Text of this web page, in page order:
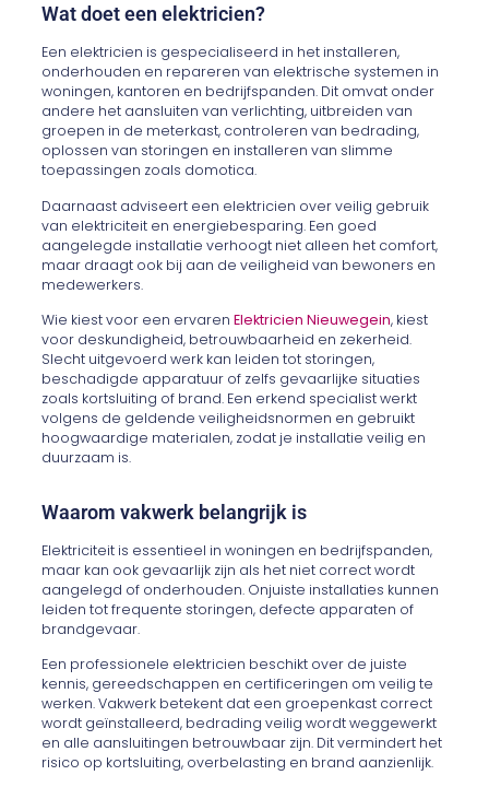
Wat doet een elektricien?
Een elektricien is gespecialiseerd in het installeren,
onderhouden en repareren van elektrische systemen in
woningen, kantoren en bedrijfspanden. Dit omvat onder
andere het aansluiten van verlichting, uitbreiden van
groepen in de meterkast, controleren van bedrading,
oplossen van storingen en installeren van slimme
toepassingen zoals domotica.
Daarnaast adviseert een elektricien over veilig gebruik
van elektriciteit en energiebesparing. Een goed
aangelegde installatie verhoogt niet alleen het comfort,
maar draagt ook bij aan de veiligheid van bewoners en
medewerkers.
Wie kiest voor een ervarenElektricien Nieuwegein, kiest
voor deskundigheid, betrouwbaarheid en zekerheid.
Slecht uitgevoerd werk kan leiden tot storingen,
beschadigde apparatuur of zelfs gevaarlijke situaties
zoals kortsluiting of brand. Een erkend specialist werkt
volgens de geldende veiligheidsnormen en gebruikt
hoogwaardige materialen, zodat je installatie veilig en
duurzaam is.
Waarom vakwerk belangrijk is
Elektriciteit is essentieel in woningen en bedrijfspanden,
maar kan ook gevaarlijk zijn als het niet correct wordt
aangelegd of onderhouden. Onjuiste installaties kunnen
leiden tot frequente storingen, defecte apparaten of
brandgevaar.
Een professionele elektricien beschikt over de juiste
kennis, gereedschappen en certificeringen om veilig te
werken. Vakwerk betekent dat een groepenkast correct
wordt geïnstalleerd, bedrading veilig wordt weggewerkt
en alle aansluitingen betrouwbaar zijn. Dit vermindert het
risico op kortsluiting, overbelasting en brand aanzienlijk.